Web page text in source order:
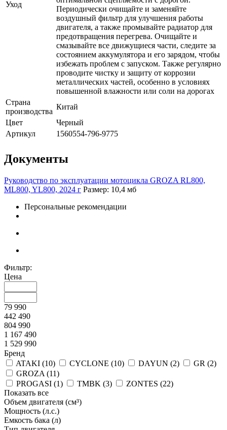
Уход
Периодически очищайте и заменяйте
воздушный фильтр для улучшения работы
двигателя, а также промывайте радиатор для
предотвращения перегрева. Очищайте и
смазывайте все движущиеся части, следите за
состоянием аккумулятора и его зарядом, чтобы
избежать проблем с запуском. Также регулярно
проводите чистку и защиту от коррозии
металлических частей, особенно в условиях
повышенной влажности или соли на дорогах
Страна
производства
Китай
Цвет
Черный
Артикул
1560554-796-9775
Документы
Руководство по эксплуатации мотоцикла GROZA RL800,
ML800, YL800, 2024 г Размер: 10,4 мб
Персональные рекомендации
Фильтр:
Цена
79 990
442 490
804 990
1 167 490
1 529 990
Бренд
ATAKI (10) CYCLONE (10) DAYUN (2) GR (2)
GROZA (11)
PROGASI (1) TMBK (3) ZONTES (22)
Показать все
Объем двигателя (см³)
Мощность (л.с.)
Емкость бака (л)